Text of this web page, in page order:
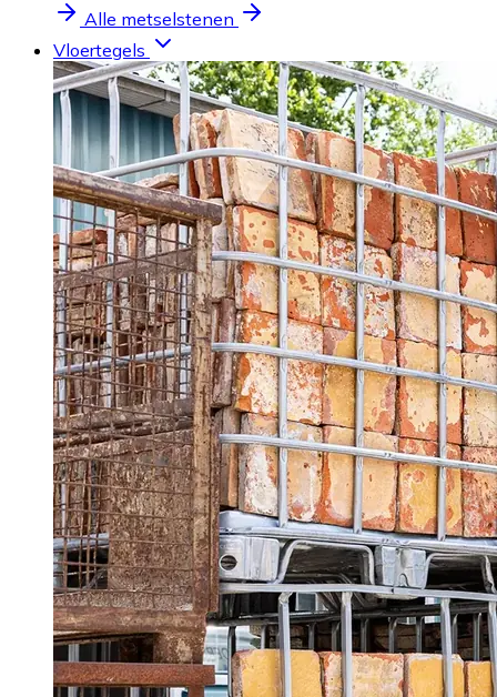
Alle metselstenen
Vloertegels